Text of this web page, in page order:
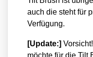
auch die steht für
Ver­fü­gung.
[Update:]
möch­te für die Tilt